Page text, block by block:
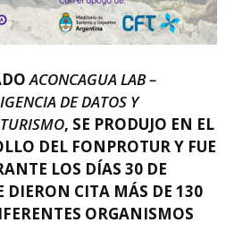
ACONCAGUA LAB –
DE DATOS Y
, SE PRODUJO EN EL
DEL FONPROTUR Y FUE
LOS DÍAS 30 DE
DIERON CITA MÁS DE 130
ORGANISMOS